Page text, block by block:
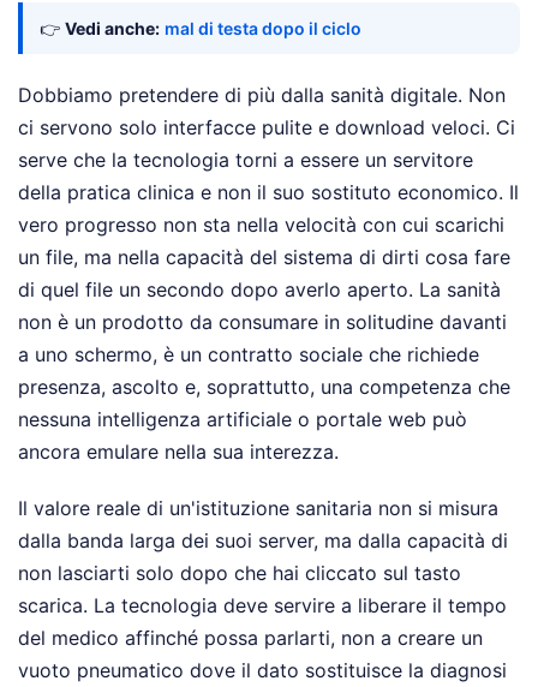
👉 Vedi anche: mal di testa dopo il ciclo
Dobbiamo pretendere di più dalla sanità digitale. Non
ci servono solo interfacce pulite e download veloci. Ci
serve che la tecnologia torni a essere un servitore
della pratica clinica e non il suo sostituto economico. Il
vero progresso non sta nella velocità con cui scarichi
un file, ma nella capacità del sistema di dirti cosa fare
di quel file un secondo dopo averlo aperto. La sanità
non è un prodotto da consumare in solitudine davanti
a uno schermo, è un contratto sociale che richiede
presenza, ascolto e, soprattutto, una competenza che
nessuna intelligenza artificiale o portale web può
ancora emulare nella sua interezza.
Il valore reale di un'istituzione sanitaria non si misura
dalla banda larga dei suoi server, ma dalla capacità di
non lasciarti solo dopo che hai cliccato sul tasto
scarica. La tecnologia deve servire a liberare il tempo
del medico affinché possa parlarti, non a creare un
vuoto pneumatico dove il dato sostituisce la diagnosi